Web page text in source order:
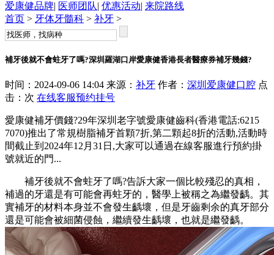
爱康健品牌| 医师团队| 优惠活动| 来院路线
首页 > 牙体牙髓科 > 补牙 >
補牙後就不會蛀牙了嗎?深圳羅湖口岸愛康健香港長者醫療券補牙幾錢?
时间：2024-09-06 14:04 来源： 补牙 作者： 深圳爱康健口腔 点
击： 次 在线客服预约挂号
愛康健補牙價錢?29年深圳老字號愛康健齒科(香港電話:6215
7070)推出了常規樹脂補牙首顆7折,第二顆起8折的活動,活動時
間截止到2024年12月31日,大家可以通過在線客服進行預約掛
號就近的門...
補牙後就不會蛀牙了嗎?告訴大家一個比較殘忍的真相，
補過的牙還是有可能會再蛀牙的，醫學上被稱之為繼發齲。其
實補牙的材料本身並不會發生齲壞，但是牙齒剩余的真牙部分
還是可能會被細菌侵蝕，繼續發生齲壞，也就是繼發齲。